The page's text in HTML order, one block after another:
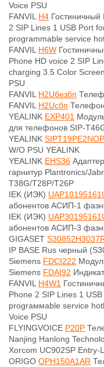
Voice PSU
FANVIL H4
2 SIP Lines 1 USB Port
programmable service
FANVIL H6W
Phone HD voice 2 SIP
charging 3.5 Color
PSU
FANVIL H2Uбезбп
FANVIL H2Uсбп
YEALINK EXP401
для телефонов SIP-
YEALINK
W/O PSU YEALINK
YEALINK EHS36
гарнитур Plantronics/
T38G/T28P/T26P
IEK (ИЭК)
абонентов АСИП-1
IEK (ИЭК)
абонентов АСИП-3
GIGASET
IP BASE Rus черный
Siemens FDCI222
Siemens FDAI92
FANVIL H4W1
Phone 2 SIP Lines 1
prograммable service
Voice PSU
FLYINGVOICE P20P
Nanjing Hanlong
Xorcom UC902SP Entry-
ORIGO OPH150A1AR